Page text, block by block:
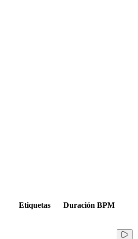
Etiquetas Duración BPM